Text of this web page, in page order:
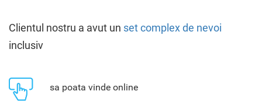
Clientul nostru a avut un set complex de nevoi
inclusiv
sa poata vinde online